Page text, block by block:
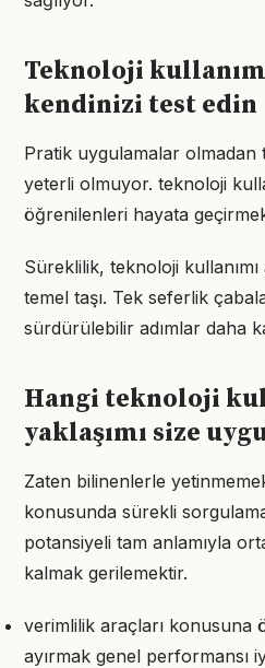
Teknoloji
kendinizi test edin
Pratik uygulamalar olmadan
yeterli olmuyor. teknoloji
öğrenilenleri hayata
Süreklilik, teknoloji kullanımı
temel taşı. Tek seferlik
sürdürülebilir adımlar daha
Hangi teknoloji
yaklaşımı size
Zaten bilinenlerle
konusunda sürekli
potansiyeli tam anlamıyla
kalmak gerilemektir.
verimlilik araçları konusuna
ayırmak genel performansı